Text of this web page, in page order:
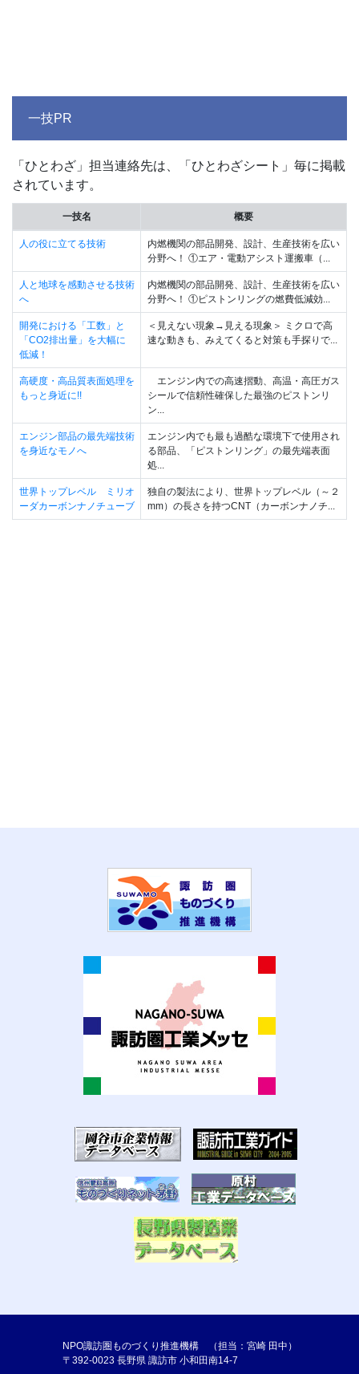
一技PR
「ひとわざ」担当連絡先は、「ひとわざシート」毎に掲載
されています。
一技名 概要
人の役に立てる技術
内燃機関の部品開発、設計、生産技術を広い
分野へ！ ①エア・電動アシスト運搬車（...
人と地球を感動させる技術
へ
内燃機関の部品開発、設計、生産技術を広い
分野へ！ ①ピストンリングの燃費低減効...
開発における「工数」と
「CO2排出量」を大幅に
低減！
＜見えない現象→見える現象＞ ミクロで高
速な動きも、みえてくると対策も手探りで...
高硬度・高品質表面処理を
もっと身近に!!
エンジン内での高速摺動、高温・高圧ガス
シールで信頼性確保した最強のピストンリ
ン...
エンジン部品の最先端技術
を身近なモノへ
エンジン内でも最も過酷な環境下で使用され
る部品、「ピストンリング」の最先端表面
処...
世界トップレベル ミリオ
ーダカーボンナノチューブ
独自の製法により、世界トップレベル（～２
mm）の長さを持つCNT（カーボンナノチ...
NPO諏訪圏ものづくり推進機構 （担当：宮崎 田中）
〒392-0023 長野県 諏訪市 小和田南14-7